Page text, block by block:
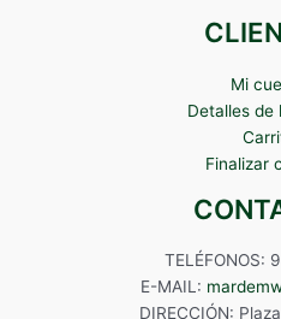
Mi
Detalles de
Finalizar
TELÉFONOS:
E-MAIL:
DIRECCIÓN: